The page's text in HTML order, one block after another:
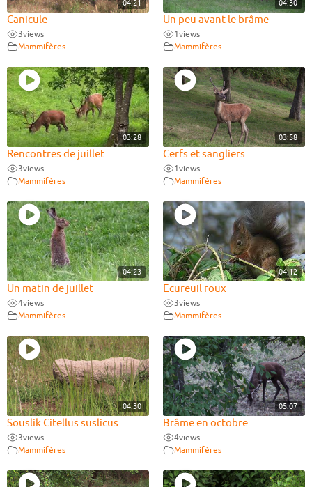
04:21
Canicule
3views
Mammifères
04:30
Un peu avant le brâme
1views
Mammifères
03:28
Rencontres de juillet
3views
Mammifères
03:58
Cerfs et sangliers
1views
Mammifères
04:23
Un matin de juillet
4views
Mammifères
04:12
Ecureuil roux
3views
Mammifères
04:30
Souslik Citellus suslicus
3views
Mammifères
05:07
Brâme en octobre
4views
Mammifères